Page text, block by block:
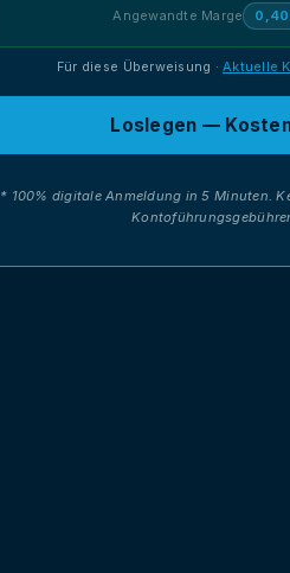
Angewandte Marge 0,40
Für diese Überweisung ·Aktuelle
Loslegen —
* 100% digitale Anmeldung in 5 Minuten.